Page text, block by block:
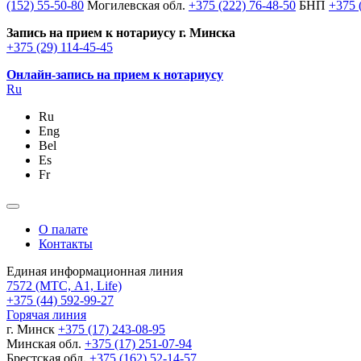
(152) 55-50-80 Могилевская обл. +375 (222) 76-48-50 БНП +375
Запись на прием к нотариусу г. Минска
+375 (29) 114-45-45
Онлайн-запись на прием к нотариусу
Ru
Ru
Eng
Bel
Es
Fr
О палате
Контакты
Единая информационная линия
7572 (МТС, A1, Life)
+375 (44) 592-99-27
Горячая линия
г. Минск +375 (17) 243-08-95
Минская обл. +375 (17) 251-07-94
Брестская обл. +375 (162) 52-14-57